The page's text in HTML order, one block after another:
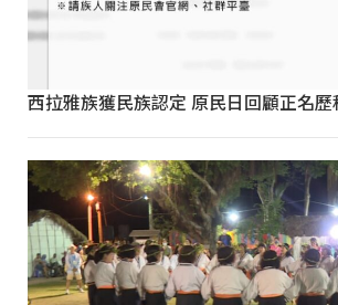
西拉雅族獲民族認定 原民日回顧正名歷